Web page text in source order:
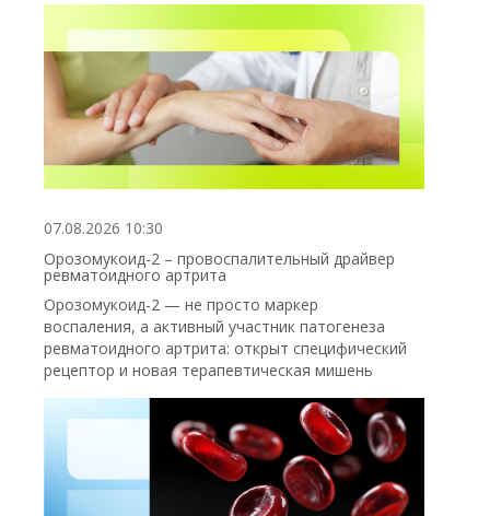
07.08.2026 10:30
Орозомукоид-2 – провоспалительный драйвер
ревматоидного артрита
Орозомукоид-2 — не просто маркер
воспаления, а активный участник патогенеза
ревматоидного артрита: открыт специфический
рецептор и новая терапевтическая мишень